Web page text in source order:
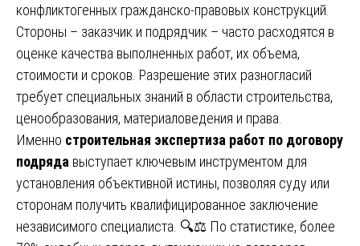
конфликтогенных гражданско-правовых конструкций.
Стороны – заказчик и подрядчик – часто расходятся в
оценке качества выполненных работ, их объема,
стоимости и сроков. Разрешение этих разногласий
требует специальных знаний в области строительства,
ценообразования, материаловедения и права.
Именно строительная экспертиза работ по договору
подряда выступает ключевым инструментом для
установления объективной истины, позволяя суду или
сторонам получить квалифицированное заключение
независимого специалиста. 🔍⚖️ По статистике, более